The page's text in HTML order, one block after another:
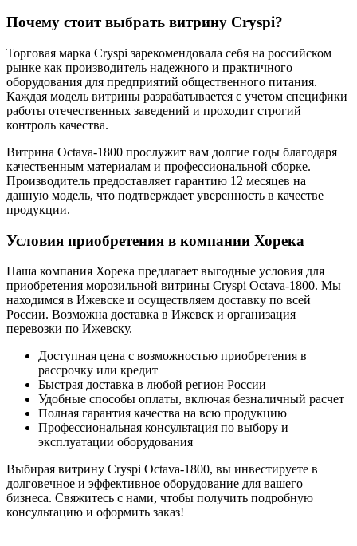
Почему стоит выбрать витрину Cryspi?
Торговая марка Cryspi зарекомендовала себя на российском
рынке как производитель надежного и практичного
оборудования для предприятий общественного питания.
Каждая модель витрины разрабатывается с учетом специфики
работы отечественных заведений и проходит строгий
контроль качества.
Витрина Octava-1800 прослужит вам долгие годы благодаря
качественным материалам и профессиональной сборке.
Производитель предоставляет гарантию 12 месяцев на
данную модель, что подтверждает уверенность в качестве
продукции.
Условия приобретения в компании Хорека
Наша компания Хорека предлагает выгодные условия для
приобретения морозильной витрины Cryspi Octava-1800. Мы
находимся в Ижевске и осуществляем доставку по всей
России. Возможна доставка в Ижевск и организация
перевозки по Ижевску.
Доступная цена с возможностью приобретения в
рассрочку или кредит
Быстрая доставка в любой регион России
Удобные способы оплаты, включая безналичный расчет
Полная гарантия качества на всю продукцию
Профессиональная консультация по выбору и
эксплуатации оборудования
Выбирая витрину Cryspi Octava-1800, вы инвестируете в
долговечное и эффективное оборудование для вашего
бизнеса. Свяжитесь с нами, чтобы получить подробную
консультацию и оформить заказ!